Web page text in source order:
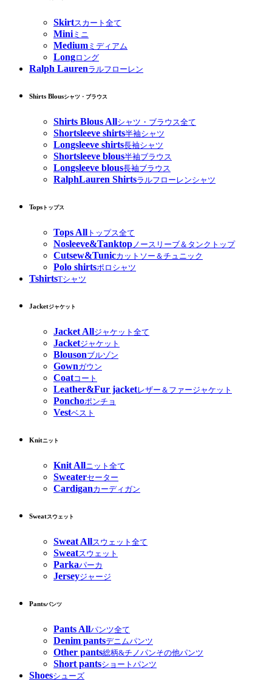
Skirtスカート全て
Miniミニ
Medium ミディアム
Longロング
Ralph Laurenラルフローレン
Shirts Blousシャツ・ブラウス
Shirts Blous Allシャツ・ブラウス全て
Shortsleeve shirts半袖シャツ
Longsleeve shirts長袖シャツ
Shortsleeve blous半袖ブラウス
Longsleeve blous長袖ブラウス
RalphLauren Shirtsラルフローレンシャツ
Tops トップス
Tops All トップス全て
Nosleeve&Tanktop ノースリーブ＆タンクトップ
Cutsew&Tunicカットソー＆チュニック
Polo shirtsポロシャツ
TshirtsTシャツ
Jacketジャケット
Jacket Allジャケット全て
Jacketジャケット
Blousonブルゾン
Gownガウン
Coatコート
Leather&Fur jacketレザー＆ファージャケット
Ponchoポンチョ
Vestベスト
Knitニット
Knit Allニット全て
Sweaterセーター
Cardiganカーディガン
Sweatスウェット
Sweat Allスウェット全て
Sweatスウェット
Parkaパーカ
Jerseyジャージ
Pantsパンツ
Pants Allパンツ全て
Denim pantsデニムパンツ
Other pants総柄&チノパンその他パンツ
Short pantsショートパンツ
Shoesシューズ